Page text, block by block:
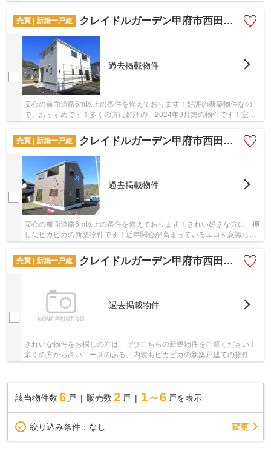
売買 | 新築一戸建
クレイドルガーデン甲府市西田町第1 3号棟
過去掲載物件
安心の前面道路6m以上の条件を備えております！好評の新築物件なの
で、おすすめです！多くの方に好評の、2024年9月築の物件です！室内
売買 | 新築一戸建
クレイドルガーデン甲府市西田町1 4号棟
過去掲載物件
安心の前面道路6m以上の条件を備えております！きれい好きな方に一押
しなピカピカの新築物件です！近年関心が高まっているエコを意識した
売買 | 新築一戸建
クレイドルガーデン甲府市西田町第1 1号棟
過去掲載物件
きれいな物件をお探しの方は、ぜひこちらの新築物件をご覧ください！
多くの方から高いニーズのある、内装もピカピカの新築戸建ての物件で
す！近年注目度が高まっている省エネ対策済み...
該当物件数 6 戸 販売数 2 戸 1～6 戸を表示
絞り込み条件： なし 変更